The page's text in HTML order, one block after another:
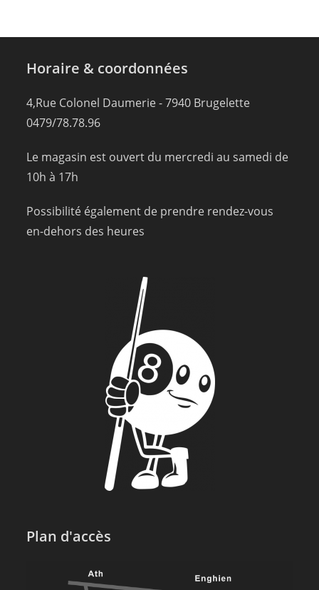
Horaire & coordonnées
4,Rue Colonel Daumerie - 7940 Brugelette
0479/78.78.96
Le magasin est ouvert du mercredi au samedi de
10h à 17h
Possibilité également de prendre rendez-vous
en-dehors des heures
Plan d'accès